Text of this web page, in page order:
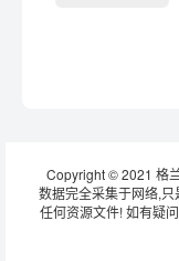
Copyright © 2021 格
数据完全采集于网络,
任何资源文件! 如有疑